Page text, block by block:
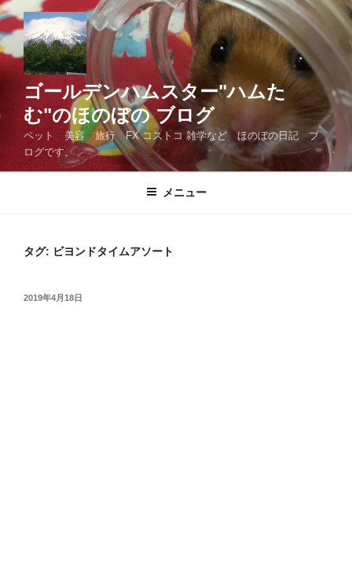
コ
テ
ン
ス
ゴールデンハムスター"ハムた
む"のほのぼの ブログ
ペット 美容 旅行 FX コストコ 雑学など ほのぼの日記 ブ
ログです。
メニュー
タグ: ビヨンドタイムアソート
投
2019年4月18日